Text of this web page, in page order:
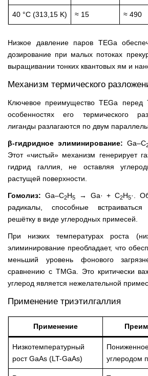
40 °C (313,15 K) ≈ 15 ≈ 490
Низкое давление паров TEGa
дозирование при малых потоках
выращивании тонких квантовых ям и
Механизм термического
Ключевое преимущество TEGa перед
особенностях его термического
лиганды разлагаются по двум
β-гидридное элиминирование: Ga–C
Этот «чистый» механизм генерирует
гидрид галлия, не оставляя
растущей поверхности.
Гомолиз: Ga–C2H5→ Ga· + C2H5·.
радикалы, способные
решётку в виде углеродных примесей.
При низких температурах роста
элиминирование преобладает, что
меньший уровень фонового
сравнению с TMGa. Это критически
углерод является нежелательной
Применение триэтилгаллия
Применение
Низкотемпературный
рост GaAs (LT-GaAs)
углеродом